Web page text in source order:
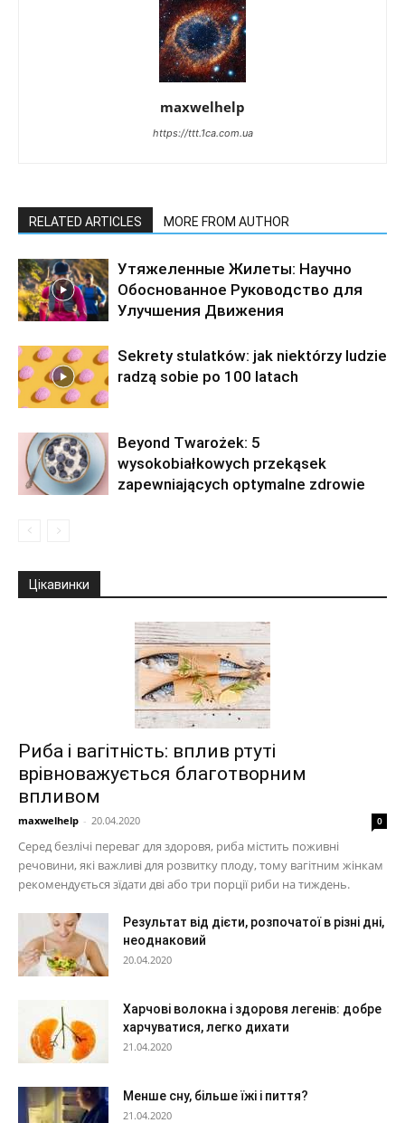
maxwelhelp
https://ttt.1ca.com.ua
RELATED ARTICLES MORE FROM AUTHOR
Утяжеленные Жилеты: Научно
Обоснованное Руководство для
Улучшения Движения
Sekrety stulatków: jak niektórzy ludzie
radzą sobie po 100 latach
Beyond Twarożek: 5
wysokobiałkowych przekąsek
zapewniających optymalne zdrowie
Цікавинки
Риба і вагітність: вплив ртуті
врівноважується благотворним
впливом
maxwelhelp - 20.04.2020 0
Серед безлічі переваг для здоровя, риба містить поживні
речовини, які важливі для розвитку плоду, тому вагітним жінкам
рекомендується зїдати дві або три порції риби на тиждень.
Результат від дієти, розпочатої в різні дні,
неоднаковий
20.04.2020
Харчові волокна і здоровя легенів: добре
харчуватися, легко дихати
21.04.2020
Менше сну, більше їжі і пиття?
21.04.2020